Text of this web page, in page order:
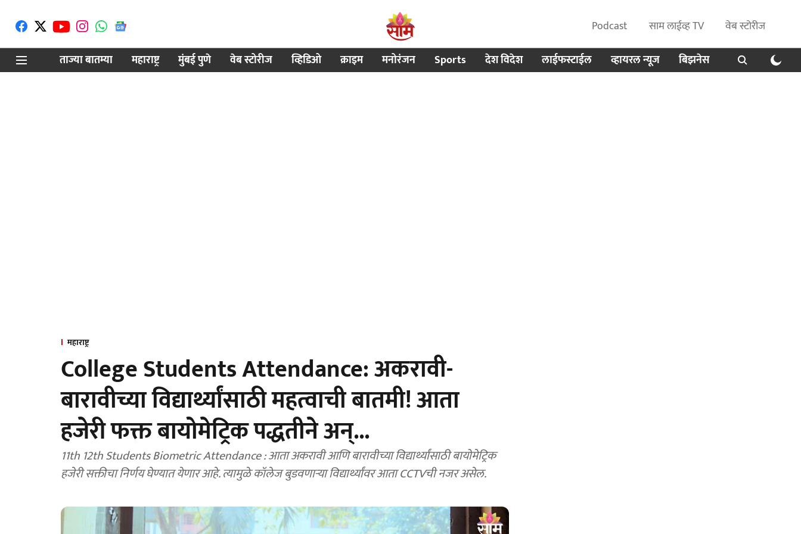
Podcast साम लाईव्ह TV
वेब स्टोरीज
ताज्या बातम्या
महाराष्ट्र मुंबई पुणे वेब स्टोरीज व्हिडिओ क्राइम मनोरंजन Sports देश विदेश लाईफस्टाईल व्हायरल न्यूज बिझनेस
महाराष्ट्र
College Students Attendance: अकरावी-
बारावीच्या विद्यार्थ्यांसाठी महत्वाची बातमी! आता
हजेरी फक्त बायोमेट्रिक पद्धतीने अन्...
11th 12th Students Biometric Attendance : आता अकरावी आणि बारावीच्या विद्यार्थ्यांसाठी बायोमेट्रिक
हजेरी सक्तीचा निर्णय घेण्यात येणार आहे. त्यामुळे कॉलेज बुडवणाऱ्या विद्यार्थ्यांवर आता CCTVची नजर असेल.